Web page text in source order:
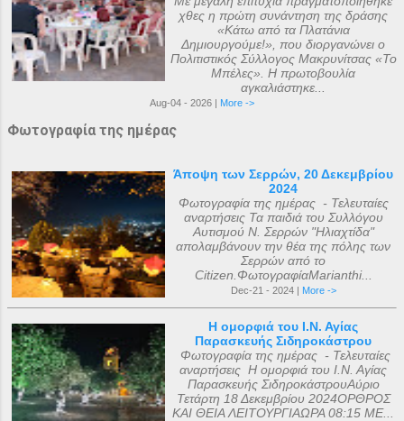
χθες η πρώτη συνάντηση της δράσης
«Κάτω από τα Πλατάνια
Δημιουργούμε!», που διοργανώνει ο
Πολιτιστικός Σύλλογος Μακρυνίτσας «Το
Μπέλες». Η πρωτοβουλία
αγκαλιάστηκε...
Aug-04 - 2026 | More ->
Φωτογραφία της ημέρας
Άποψη των Σερρών, 20 Δεκεμβρίου
2024
Φωτογραφία της ημέρας - Τελευταίες
αναρτήσεις Τα παιδιά του Συλλόγου
Αυτισμού Ν. Σερρών "Ηλιαχτίδα"
απολαμβάνουν την θέα της πόλης των
Σερρών από το
Citizen.ΦωτογραφίαMarianthi...
Dec-21 - 2024 | More ->
Η ομορφιά του Ι.Ν. Αγίας
Παρασκευής Σιδηροκάστρου
Φωτογραφία της ημέρας - Τελευταίες
αναρτήσεις Η ομορφιά του Ι.Ν. Αγίας
Παρασκευής ΣιδηροκάστρουΑύριο
Τετάρτη 18 Δεκεμβρίου 2024ΟΡΘΡΟΣ
ΚΑΙ ΘΕΙΑ ΛΕΙΤΟΥΡΓΙΑΩΡΑ 08:15 ΜΕ...